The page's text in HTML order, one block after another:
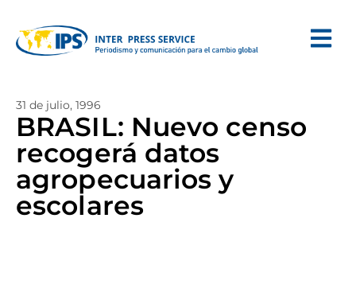
31 de julio, 1996
BRASIL: Nuevo censo
recogerá datos
agropecuarios y
escolares